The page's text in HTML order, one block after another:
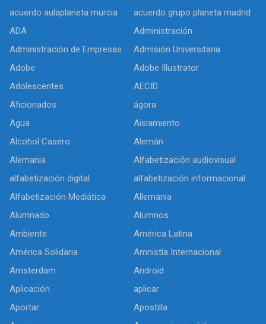
acuerdo aulaplaneta murcia
acuerdo grupo planeta madrid
ADA
Administración
Administración de Empresas
Admisión Universitaria
Adobe
Adobe Illustrator
Adolescentes
AECID
Aficionados
ágora
Agua
Aislamiento
Alcohol Casero
Alemán
Alemania
Alfabetización audiovisual
alfabetización digital
alfabetización informacional
Alfabetización Mediática
Allemania
Alumnado
Alumnos
Ambiente
América Latina
América Solidaria
Amnistía Internacional
Amsterdam
Android
Aplicación
aplicar
Aportar
Apostilla